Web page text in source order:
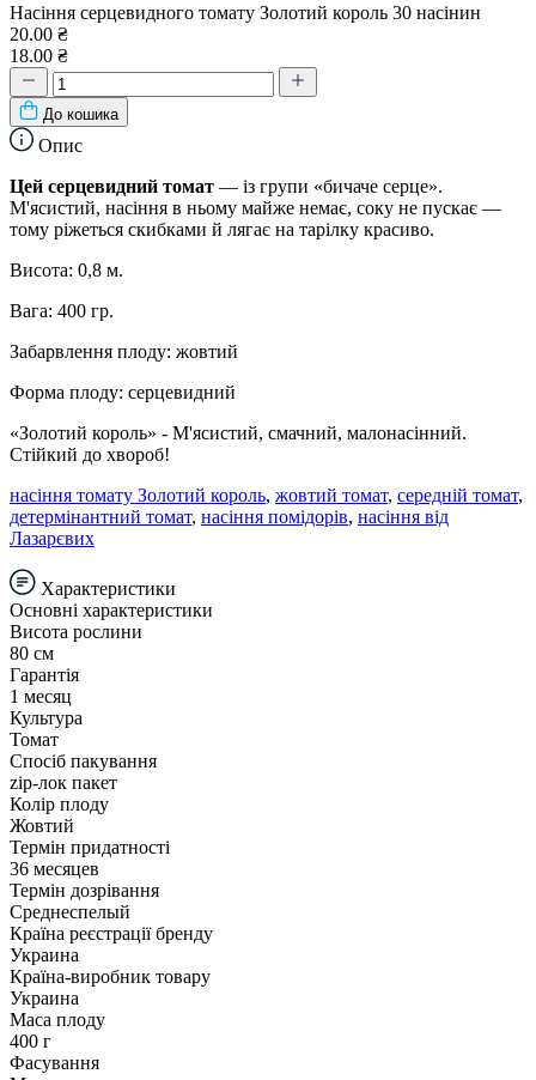
Насіння серцевидного томату Золотий король 30 насінин
20.00 ₴
18.00 ₴
До кошика
Опис
Цей серцевидний томат — із групи «бичаче серце».
М'ясистий, насіння в ньому майже немає, соку не пускає —
тому ріжеться скибками й лягає на тарілку красиво.
Висота: 0,8 м.
Вага: 400 гр.
Забарвлення плоду: жовтий
Форма плоду: серцевидний
«Золотий король» - М'ясистий, смачний, малонасінний.
Стійкий до хвороб!
насіння томату Золотий король, жовтий томат, середній томат,
детермінантний томат, насіння помідорів, насіння від
Лазарєвих
Характеристики
Основні характеристики
Висота рослини
80 см
Гарантія
1 месяц
Культура
Томат
Спосіб пакування
zip-лок пакет
Колір плоду
Жовтий
Термін придатності
36 месяцев
Термін дозрівання
Среднеспелый
Країна реєстрації бренду
Украина
Країна-виробник товару
Украина
Маса плоду
400 г
Фасування